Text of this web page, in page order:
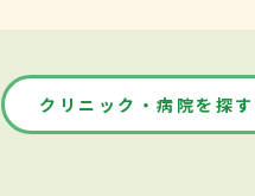
クリニック・病院を探す